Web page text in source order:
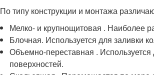
По типу конструкции и монтажа
Мелко- и крупнощитовая . Наиболее
Блочная. Используется для заливки
Объемно-переставная .
поверхностей.